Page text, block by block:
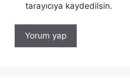
tarayıcıya kaydedilsin.